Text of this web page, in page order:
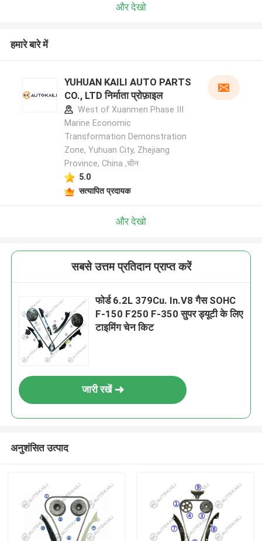
और देखो
हमारे बारे में
YUHUAN KAILI AUTO PARTS
CO., LTD निर्माता प्रोफ़ाइल
West of Xuanmen Phase III
Marine Economic
Transformation Demonstration
Zone, Yuhuan City, Zhejiang
Province, China ,चीन
5.0
सत्यापित प्रदायक
और देखो
सबसे उत्तम प्रतिदान प्राप्त करें
फोर्ड 6.2L 379Cu. In.V8 गैस SOHC
F-150 F250 F-350 सुपर ड्यूटी के लिए
टाइमिंग चेन किट
जारी रखें
अनुशंसित उत्पाद